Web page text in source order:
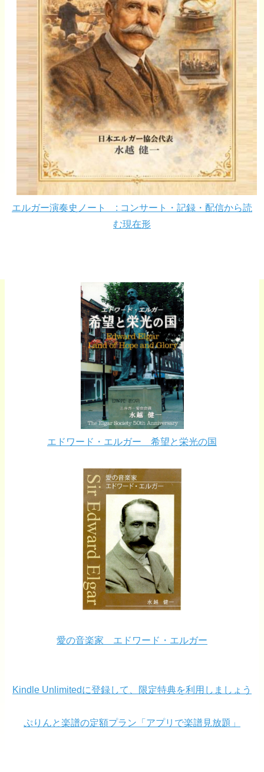
エルガー演奏史ノート : コンサート・記録・配信から読
む現在形
エドワード・エルガー 希望と栄光の国
愛の音楽家 エドワード・エルガー
Kindle Unlimitedに登録して、限定特典を利用しましょう
ぷりんと楽譜の定額プラン「アプリで楽譜見放題」